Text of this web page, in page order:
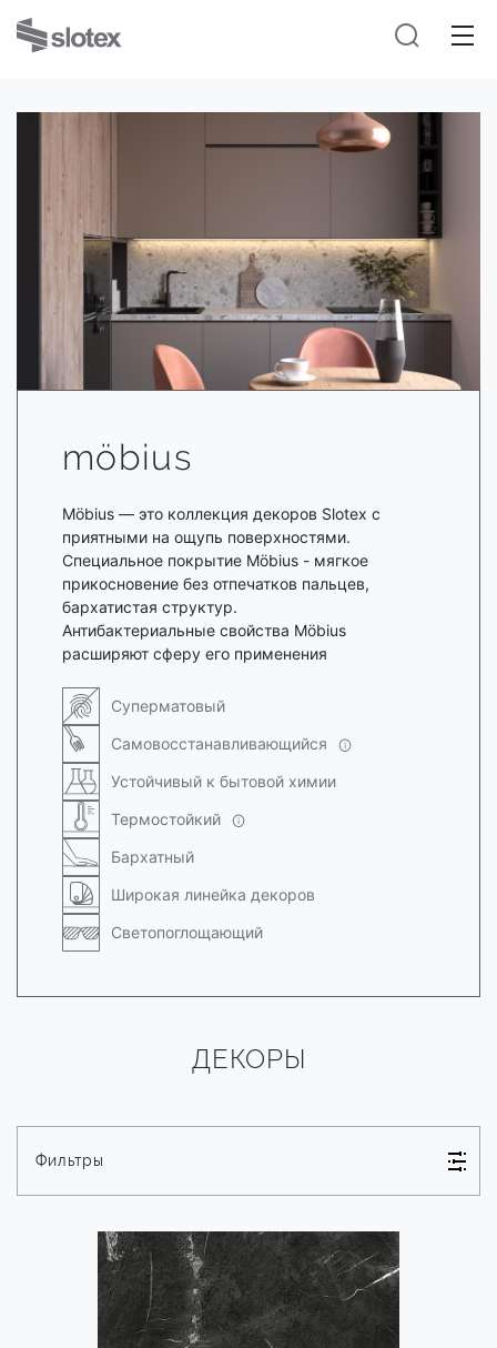
möbius
Möbius — это коллекция декоров Slotex с
приятными на ощупь поверхностями.
Специальное покрытие Möbius - мягкое
прикосновение без отпечатков пальцев,
бархатистая структур.
Антибактериальные свойства Möbius
расширяют сферу его применения
Суперматовый
Самовосстанавливающийся
Устойчивый к бытовой химии
Термостойкий
Бархатный
Широкая линейка декоров
Светопоглощающий
ДЕКОРЫ
Фильтры